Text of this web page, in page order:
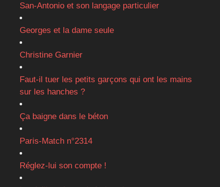
San-Antonio et son langage particulier
Georges et la dame seule
Christine Garnier
Faut-il tuer les petits garçons qui ont les mains
sur les hanches ?
Ça baigne dans le béton
Paris-Match n°2314
Réglez-lui son compte !